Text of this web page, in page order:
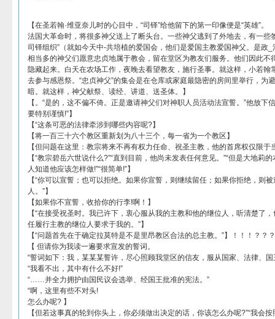
【在圣若翰·维亚奈儿时的心目中，“司铎”给他留下的第一印像便是“英雄”。
法国大革命时，将很多神父送上了断头台。一些神父逃到了外地去，有一些
司铎组织”（就如今天中-共培植的爱国会，他们是爱国主教爱国神父。是政
相当多的神父们愿意忠贞地属于教会，留在堂区为教友们服务。他们因此不
隐藏起来。白天在农场工作，夜晚去看望教友，施行圣事。就这样，小若翰
去参与感恩祭。“忠贞神父”的集会是在仓库或家庭最隐密的房间里举行，为
暗。就这样，神父献祭、读经、讲道、送圣体。】
【。“是的，这不偏不倚。正是邀请神父们对神职人员活动法宣誓。”他放下
要特别谨慎!”】
【“这条可恶的法律牵涉到哪些内容呢?】
【将一百三十六个教区重新划为八十三个，每一省为一个教区】
【但问题在这里：教宗将来不再有权力任命、祝圣主教，他的首席权仅限于
【“教宗碧岳六世说什么?”“直到目前，他尚未发表任何意见。”“但是大地莉
人知道他应该怎样做!”“很简单!”】
【“你可以宣誓；也可以拒绝。如果你宣誓，则继续留任；如果你拒绝，则
人。”】
【如果你不宣誓，收拾你的行李!啊！】
【“在接受祝圣时。我已许下，衷心服从我的主教和他的继位人，听清楚了
任履行主教的继位人要求于我的。”】
【“问题首先在于确定拉莫特是不是里昂教区合法的总主教。”】！！！？？？
【 但请你为我读一遍要求宣发的誓词。
“誓词如下：我，某某某誓许，尽心照顾我堂区的信友，服从国家、法律、
“我看不出，其中有什么不好!”
“……并全力拥护由国民议会选举、经国王批准的宪法。”
“啊，这里有些不对头!
怎么办呢? 】
【但若这事真的轮到你头上，你必须做出决定的话，你该怎么办呢?”“我会